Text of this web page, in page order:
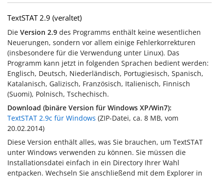
TextSTAT 2.9 (veraltet)
Die Version 2.9 des Programms enthält keine wesentlichen
Neuerungen, sondern vor allem einige Fehlerkorrekturen
(insbesondere für die Verwendung unter Linux). Das
Programm kann jetzt in folgenden Sprachen bedient werden:
Englisch, Deutsch, Niederländisch, Portugiesisch, Spanisch,
Katalanisch, Galizisch, Französisch, Italienisch, Finnisch
(Suomi), Polnisch, Tschechisch.
Download (binäre Version für Windows XP/Win7):
TextSTAT 2.9c für Windows (ZIP-Datei, ca. 8 MB, vom
20.02.2014)
Diese Version enthält alles, was Sie brauchen, um TextSTAT
unter Windows verwenden zu können. Sie müssen die
Installationsdatei einfach in ein Directory Ihrer Wahl
entpacken. Wechseln Sie anschließend mit dem Explorer in